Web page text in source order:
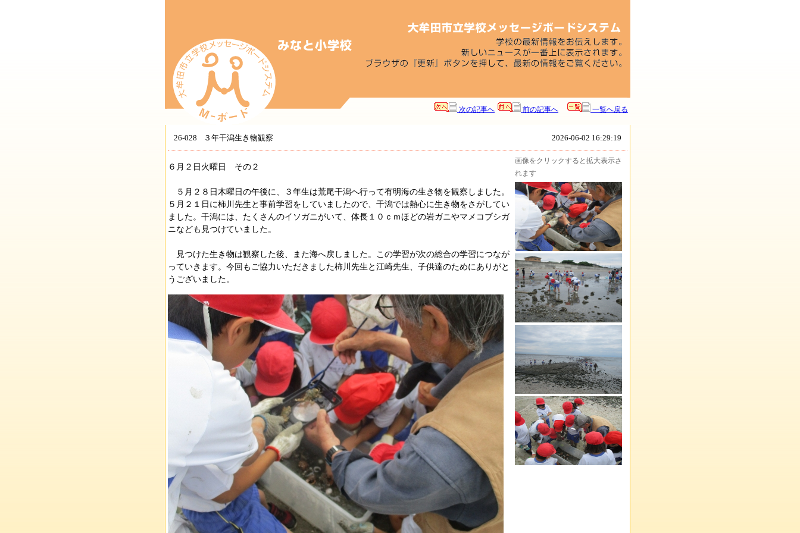
次の記事へ 前の記事へ 一覧へ戻る
26-028 ３年干潟生き物観察 2026-06-02 16:29:19
６月２日火曜日 その２
５月２８日木曜日の午後に、３年生は荒尾干潟へ行って有明海の生き物を観察しました。
５月２１日に柿川先生と事前学習をしていましたので、干潟では熱心に生き物をさがしてい
ました。干潟には、たくさんのイソガニがいて、体長１０ｃｍほどの岩ガニやマメコブシガ
ニなども見つけていました。
見つけた生き物は観察した後、また海へ戻しました。この学習が次の総合の学習につなが
っていきます。今回もご協力いただきました柿川先生と江崎先生、子供達のためにありがと
うございました。
画像をクリックすると拡大表示さ
れます